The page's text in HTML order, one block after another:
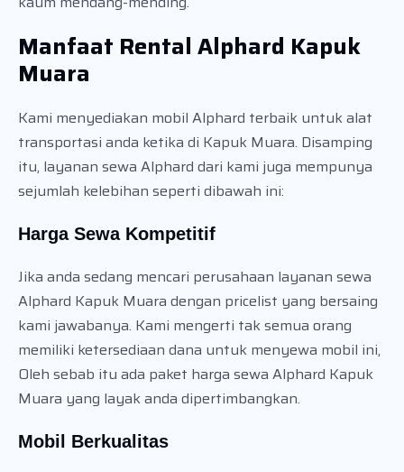
Manfaat Rental Alphard Kapuk
Muara
Kami menyediakan mobil Alphard terbaik untuk alat
transportasi anda ketika di Kapuk Muara. Disamping
itu, layanan sewa Alphard dari kami juga mempunya
sejumlah kelebihan seperti dibawah ini:
Harga Sewa Kompetitif
Jika anda sedang mencari perusahaan layanan sewa
Alphard Kapuk Muara dengan pricelist yang bersaing
kami jawabanya. Kami mengerti tak semua orang
memiliki ketersediaan dana untuk menyewa mobil ini,
Oleh sebab itu ada paket harga sewa Alphard Kapuk
Muara yang layak anda dipertimbangkan.
Mobil Berkualitas